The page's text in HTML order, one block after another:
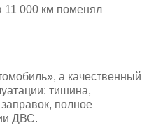
11 000 км поменял
а качественный
тишина,
полное
ДВС.